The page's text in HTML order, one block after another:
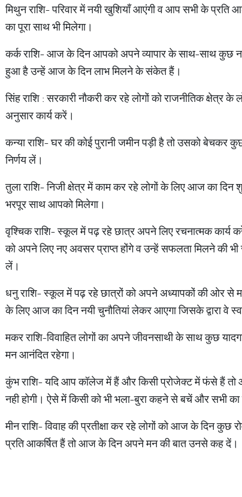
मिथुन राशि- परिवार में नयी खुशियाँ आएंगी व आप सभी के
का पूरा साथ भी मिलेगा।
कर्क राशि- आज के दिन आपको अपने व्यापार के साथ-साथ कुछ नए
हुआ है उन्हें आज के दिन लाभ मिलने के संकेत हैं।
सिंह राशि : सरकारी नौकरी कर रहे लोगों को राजनीतिक
अनुसार कार्य करें।
कन्या राशि- घर की कोई पुरानी जमीन पड़ी है तो उसको बेचकर
निर्णय लें।
तुला राशि- निजी क्षेत्र में काम कर रहे लोगों के लिए आज का
भरपूर साथ आपको मिलेगा।
वृश्चिक राशि- स्कूल में पढ़ रहे छात्र अपने लिए रचनात्मक कार्य
को अपने लिए नए अवसर प्राप्त होंगे व उन्हें सफलता मिलने की
लें।
धनु राशि- स्कूल में पढ़ रहे छात्रों को अपने अध्यापकों की ओर से
के लिए आज का दिन नयी चुनौतियां लेकर आएगा जिसके द्वारा वे
मकर राशि-विवाहित लोगों का अपने जीवनसाथी के साथ कुछ
मन आनंदित रहेगा।
कुंभ राशि- यदि आप कॉलेज में हैं और किसी प्रोजेक्ट में फंसे हैं तो
नही होगी। ऐसे में किसी को भी भला-बुरा कहने से बचें और सभी
मीन राशि- विवाह की प्रतीक्षा कर रहे लोगों को आज के दिन
प्रति आकर्षित हैं तो आज के दिन अपने मन की बात उनसे कह दें।